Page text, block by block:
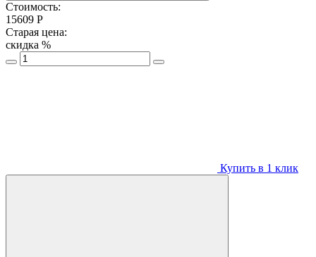
Стоимость:
15609 Р
Старая цена:
скидка %
Купить в 1 клик